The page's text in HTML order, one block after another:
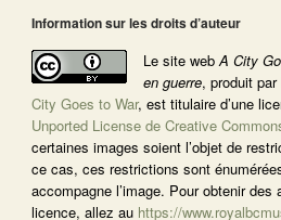
Information sur les droits d’auteur
Le site webA City
en guerre, produit par
City Goes to War, est titulaire d’une
Unported License de Creative
certaines images soient l’objet de
ce cas, ces restrictions sont
accompagne l’image. Pour obtenir
licence, allez au https://